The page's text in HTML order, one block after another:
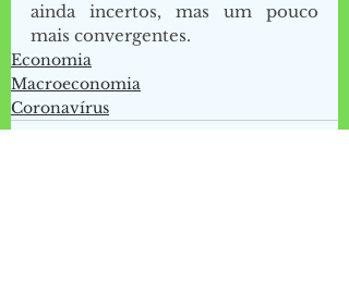
ainda incertos, mas um pouco
mais convergentes.
Economia
Macroeconomia
Coronavírus